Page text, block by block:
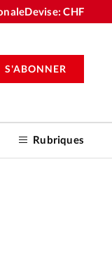
Devise:CHF
Rubriques
S'ABONNER